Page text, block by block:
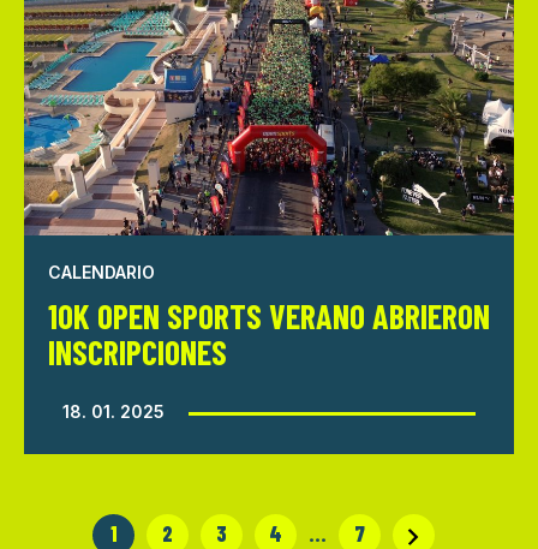
CALENDARIO
10K OPEN SPORTS VERANO ABRIERON
INSCRIPCIONES
18. 01. 2025
1 2 3 4 … 7